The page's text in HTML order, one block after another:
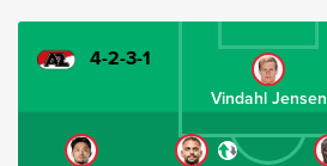
4-2-3-1
Vindahl Jensen